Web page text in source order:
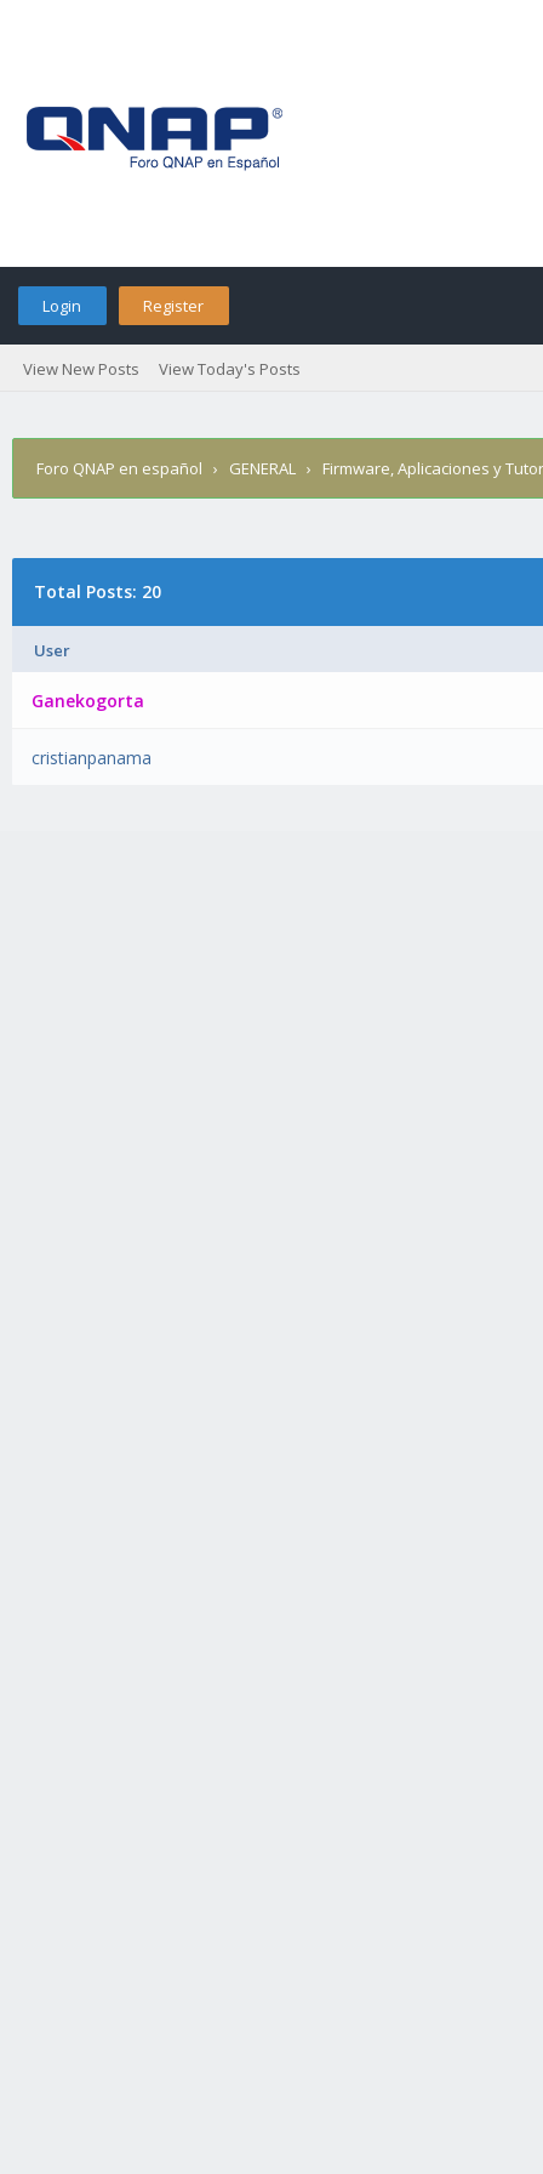
Login Register
View New Posts View Today's Posts
Foro QNAP en español › GENERAL › Firmware, Aplicaciones y
Total Posts: 20
User
Ganekogorta
cristianpanama